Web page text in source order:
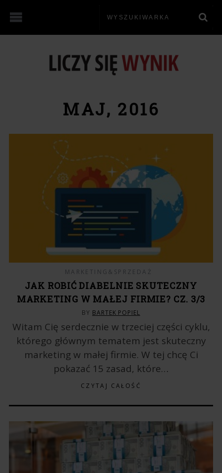
MAJ, 2016
MARKETING&SPRZEDAŻ
JAK ROBIĆ DIABELNIE SKUTECZNY
MARKETING W MAŁEJ FIRMIE? CZ. 3/3
BY BARTEK POPIEL
Witam Cię serdecznie w trzeciej części cyklu,
którego głównym tematem jest skuteczny
marketing w małej firmie. W tej chcę Ci
pokazać 15 zasad, które…
CZYTAJ CAŁOŚĆ